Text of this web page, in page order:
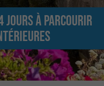
jours à parcourir